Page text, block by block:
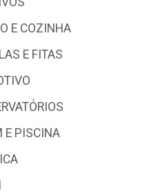
E COZINHA
E FITAS
E PISCINA